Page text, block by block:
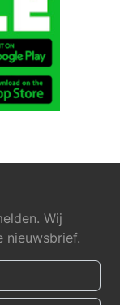
Wij
nieuwsbrief.